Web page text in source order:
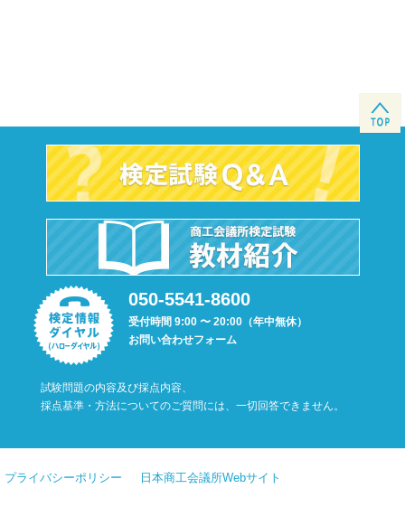
050-5541-8600
受付時間 9:00 〜 20:00（年中無休）
お問い合わせフォーム
試験問題の内容及び採点内容、
採点基準・方法についてのご質問には、一切回答できません。
プライバシーポリシー 日本商工会議所Webサイト